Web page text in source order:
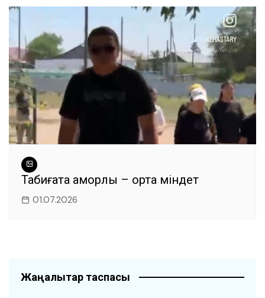
Табиғатқа қамқорлық – ортақ міндет
01.07.2026
Жаңалықтар таспасы